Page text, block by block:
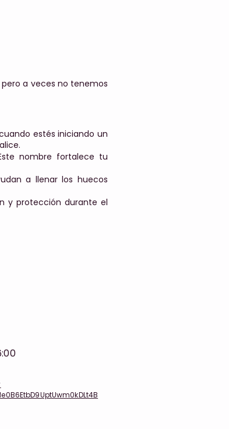
pero a veces no tenemos
estés iniciando un
nombre fortalece tu
a llenar los huecos
y protección durante el